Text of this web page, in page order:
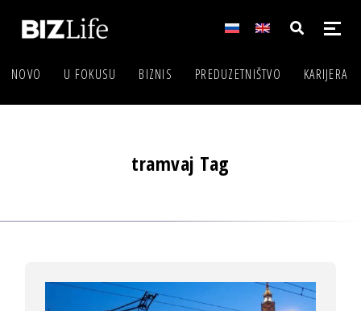
NOVO U FOKUSU BIZNIS PREDUZETNIŠTVO KARIJERA
tramvaj Tag